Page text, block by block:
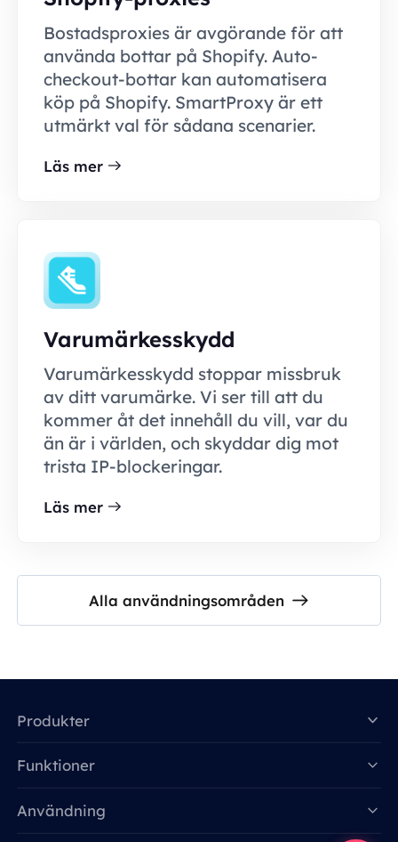
Bostadsproxies är avgörande för att
använda bottar på Shopify. Auto-
checkout-bottar kan automatisera
köp på Shopify. SmartProxy är ett
utmärkt val för sådana scenarier.
Läs mer
Varumärkesskydd
Varumärkesskydd stoppar missbruk
av ditt varumärke. Vi ser till att du
kommer åt det innehåll du vill, var du
än är i världen, och skyddar dig mot
trista IP-blockeringar.
Läs mer
Alla användningsområden
Produkter
Funktioner
Användning